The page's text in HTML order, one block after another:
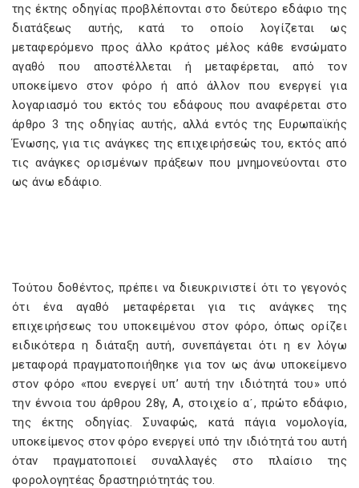
της έκτης οδηγίας προβλέπονται στο δεύτερο εδάφιο της
διατάξεως αυτής, κατά το οποίο λογίζεται ως
μεταφερόμενο προς άλλο κράτος μέλος κάθε ενσώματο
αγαθό που αποστέλλεται ή μεταφέρεται, από τον
υποκείμενο στον φόρο ή από άλλον που ενεργεί για
λογαριασμό του εκτός του εδάφους που αναφέρεται στο
άρθρο 3 της οδηγίας αυτής, αλλά εντός της Ευρωπαϊκής
Ένωσης, για τις ανάγκες της επιχειρήσεώς του, εκτός από
τις ανάγκες ορισμένων πράξεων που μνημονεύονται στο
ως άνω εδάφιο.
Τούτου δοθέντος, πρέπει να διευκρινιστεί ότι το γεγονός
ότι ένα αγαθό μεταφέρεται για τις ανάγκες της
επιχειρήσεως του υποκειμένου στον φόρο, όπως ορίζει
ειδικότερα η διάταξη αυτή, συνεπάγεται ότι η εν λόγω
μεταφορά πραγματοποιήθηκε για τον ως άνω υποκείμενο
στον φόρο «που ενεργεί υπ’ αυτή την ιδιότητά του» υπό
την έννοια του άρθρου 28γ, A, στοιχείο αʹ, πρώτο εδάφιο,
της έκτης οδηγίας. Συναφώς, κατά πάγια νομολογία,
υποκείμενος στον φόρο ενεργεί υπό την ιδιότητά του αυτή
όταν πραγματοποιεί συναλλαγές στο πλαίσιο της
φορολογητέας δραστηριότητάς του.